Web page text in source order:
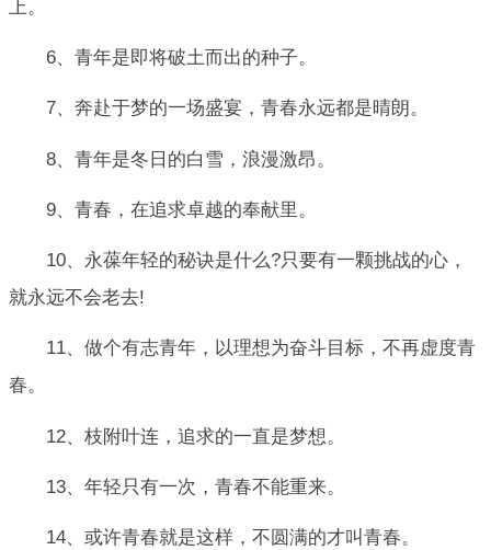
上。
6、青年是即将破土而出的种子。
7、奔赴于梦的一场盛宴，青春永远都是晴朗。
8、青年是冬日的白雪，浪漫激昂。
9、青春，在追求卓越的奉献里。
10、永葆年轻的秘诀是什么?只要有一颗挑战的心，
就永远不会老去!
11、做个有志青年，以理想为奋斗目标，不再虚度青
春。
12、枝附叶连，追求的一直是梦想。
13、年轻只有一次，青春不能重来。
14、或许青春就是这样，不圆满的才叫青春。